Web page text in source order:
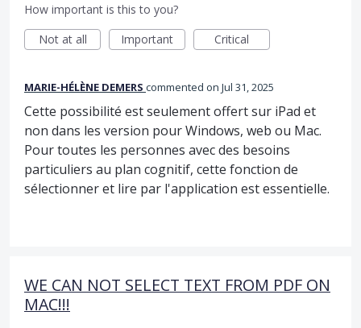
How important is this to you?
Not at all
Important Critical
MARIE-HÉLÈNE DEMERS commented Jul 31, 2025
Cette possibilité est seulement offert sur iPad et
non dans les version pour Windows, web ou Mac.
Pour toutes les personnes avec des besoins
particuliers au plan cognitif, cette fonction de
sélectionner et lire par l'application est essentielle.
WE CAN NOT SELECT TEXT FROM PDF ON
MAC!!!